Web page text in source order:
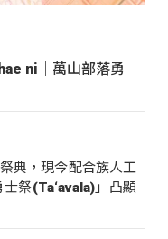
ni｜萬山部落勇
典，現今配合族人工
祭(Ta‘avala)」凸顯